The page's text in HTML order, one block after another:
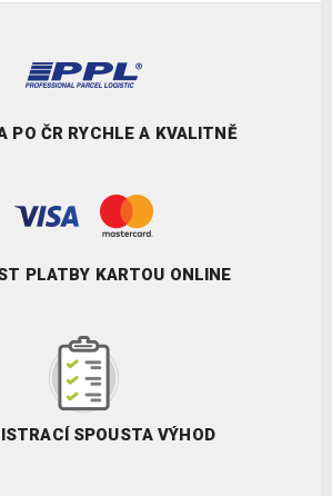
PO ČR RYCHLE A KVALITNĚ
PLATBY KARTOU ONLINE
SPOUSTA VÝHOD